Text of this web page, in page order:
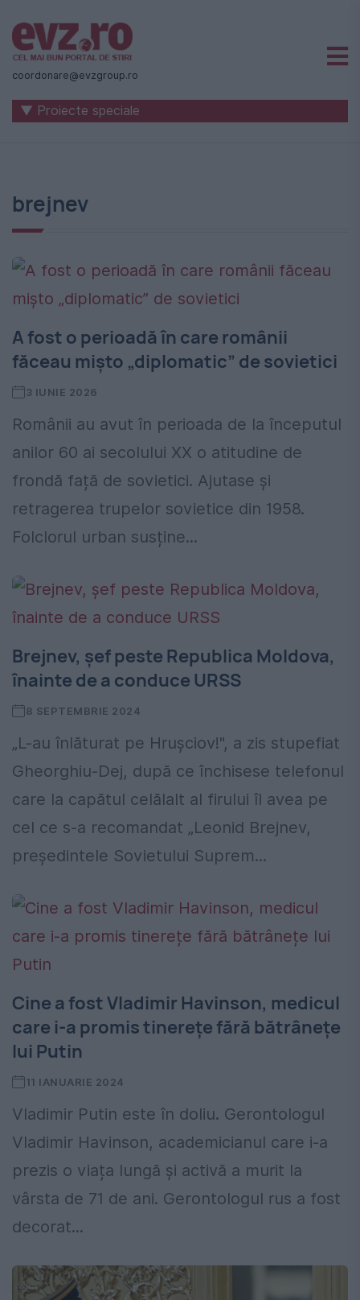
Știri
naționale
internaționale
-
Evenimentul
Zilei
coordonare@evzgroup.ro
▼ Proiecte speciale
brejnev
A fost o perioadă în care românii
făceau mișto „diplomatic” de sovietici
3 IUNIE 2026
Românii au avut în perioada de la începutul
anilor 60 ai secolului XX o atitudine de
frondă față de sovietici. Ajutase și
retragerea trupelor sovietice din 1958.
Folclorul urban susține...
Brejnev, șef peste Republica Moldova,
înainte de a conduce URSS
8 SEPTEMBRIE 2024
„L-au înlăturat pe Hruşciov!", a zis stupefiat
Gheorghiu-Dej, după ce închisese telefonul
care la capătul celălalt al firului îl avea pe
cel ce s-a recomandat „Leonid Brejnev,
preşedintele Sovietului Suprem...
Cine a fost Vladimir Havinson, medicul
care i-a promis tinerețe fără bătrânețe
lui Putin
11 IANUARIE 2024
Vladimir Putin este în doliu. Gerontologul
Vladimir Havinson, academicianul care i-a
prezis o viața lungă și activă a murit la
vârsta de 71 de ani. Gerontologul rus a fost
decorat...